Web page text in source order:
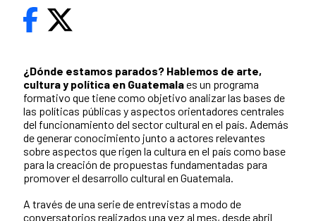
¿Dónde estamos parados? Hablemos de arte,
cultura y política en Guatemalaes un programa
formativo que tiene como objetivo analizar las bases de
las políticas públicas y aspectos orientadores centrales
del funcionamiento del sector cultural en el país. Además
de generar conocimiento junto a actores relevantes
sobre aspectos que rigen la cultura en el país como base
para la creación de propuestas fundamentadas para
promover el desarrollo cultural en Guatemala.
A través de una serie de entrevistas a modo de
conversatorios realizados una vez al mes, desde abril